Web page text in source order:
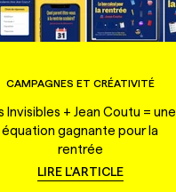
CAMPAGNES ET CRÉATIVITÉ
Invisibles + Jean Coutu = une
équation gagnante pour la
rentrée
LIRE L'ARTICLE